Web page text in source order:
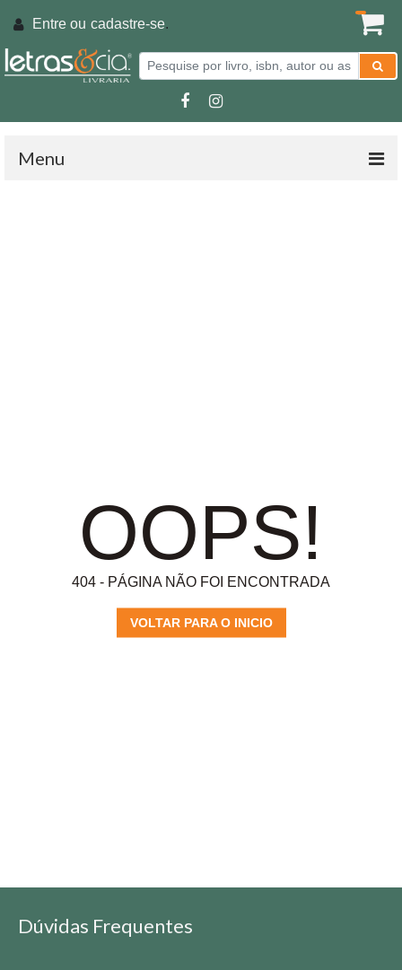
Entre ou cadastre-se.
Menu
OOPS!
404 - PÁGINA NÃO FOI ENCONTRADA
VOLTAR PARA O INICIO
Dúvidas Frequentes